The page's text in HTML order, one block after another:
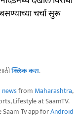
चर्चा सुरू
क्लिक करा.
from Maharashtra,
Lifestyle at SaamTV.
Tv app forAndroid